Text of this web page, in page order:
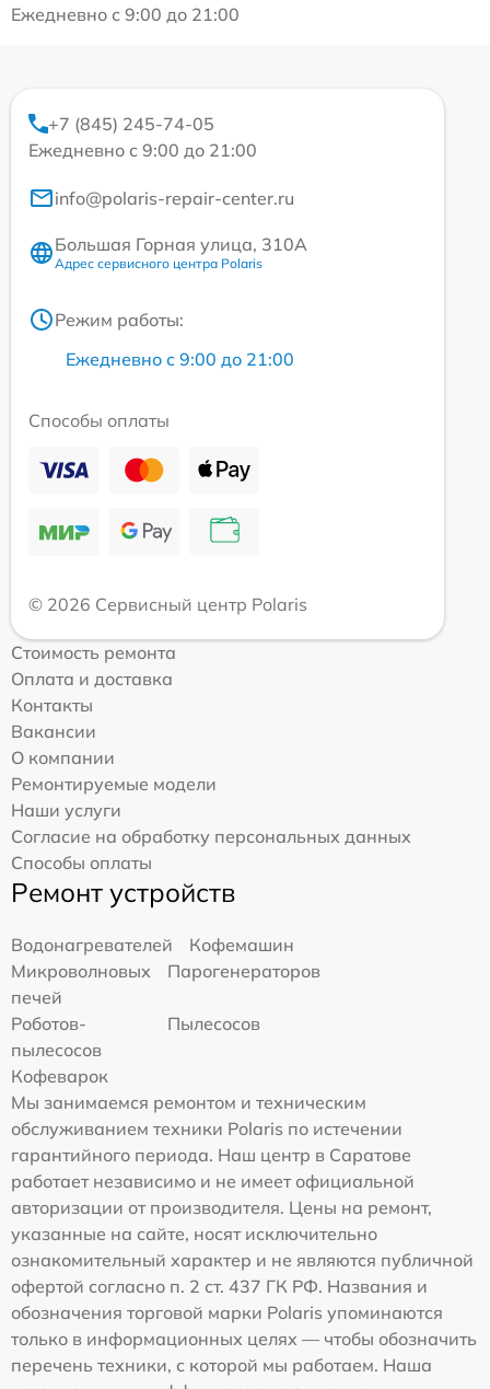
Ежедневно с 9:00 до 21:00
+7 (845) 245-74-05
Ежедневно с 9:00 до 21:00
info@polaris-repair-center.ru
Большая Горная улица, 310А
Адрес сервисного центра Polaris
Режим работы:
Ежедневно с 9:00 до 21:00
Способы оплаты
© 2026 Сервисный центр Polaris
Стоимость ремонта
Оплата и доставка
Контакты
Вакансии
О компании
Ремонтируемые модели
Наши услуги
Согласие на обработку персональных данных
Способы оплаты
Ремонт устройств
Водонагревателей
Кофемашин
Микроволновых
печей
Парогенераторов
Роботов-
пылесосов
Пылесосов
Кофеварок
Мы занимаемся ремонтом и техническим
обслуживанием техники Polaris по истечении
гарантийного периода. Наш центр в Саратове
работает независимо и не имеет официальной
авторизации от производителя. Цены на ремонт,
указанные на сайте, носят исключительно
ознакомительный характер и не являются публичной
офертой согласно п. 2 ст. 437 ГК РФ. Названия и
обозначения торговой марки Polaris упоминаются
только в информационных целях — чтобы обозначить
перечень техники, с которой мы работаем. Наша